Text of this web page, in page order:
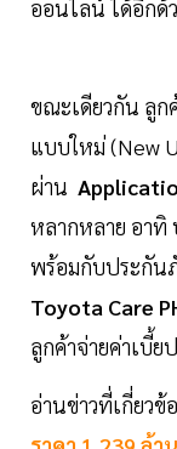
ออนไลน์ ได้อีกด้
ขณะเดียวกัน ลูก
แบบใหม่ (New
ผ่าน
หลากหลาย อาทิ
พร้อมกับประกัน
Toyota Care
ลูกค้าจ่ายค่าเบี้
อ่านข่าวที่เกี่ยวข้